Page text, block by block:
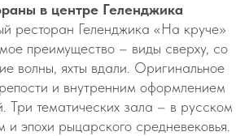
в центре Геленджика
ресторан Геленджика «На круче»
преимущество – виды сверху, со
волны, яхты вдали. Оригинальное
и внутренним оформлением
Три тематических зала – в русском
и эпохи рыцарского средневековья.